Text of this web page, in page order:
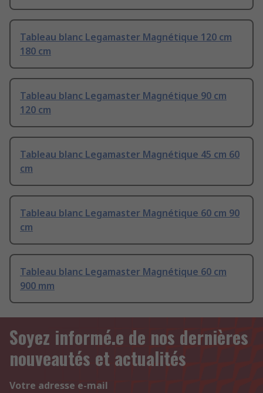
Tableau blanc Legamaster Magnétique 120 cm
180 cm
Tableau blanc Legamaster Magnétique 90 cm
120 cm
Tableau blanc Legamaster Magnétique 45 cm 60
cm
Tableau blanc Legamaster Magnétique 60 cm 90
cm
Tableau blanc Legamaster Magnétique 60 cm
900 mm
Soyez informé.e de nos dernières
nouveautés et actualités
Votre adresse e-mail